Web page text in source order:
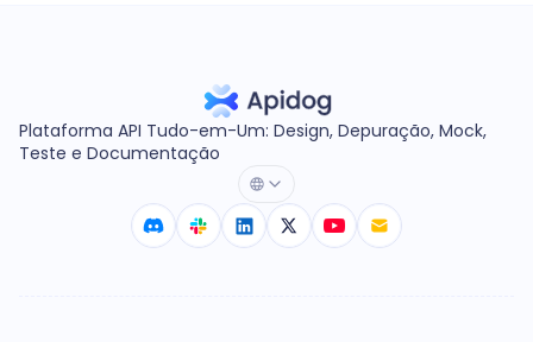
Plataforma API Tudo-em-Um: Design, Depuração, Mock,
Teste e Documentação